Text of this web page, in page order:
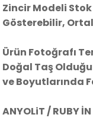
Zincir Modeli
Gösterebilir,
Ürün Fotoğrafı
Doğal Taş
ve Boyutlarında
ANYOLiT / RUBY İN